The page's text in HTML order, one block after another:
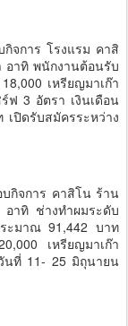
จการ โรงแรม คาสิ
อาทิ พนักงานต้อนรับ
เหรียญมาเก๊า
ฟ 3 อัตรา เงินเดือน
ปิดรับสมัครระหว่าง
บกิจการ คาสิโน ร้าน
าทิ ช่างทำผมระดับ
ระมาณ 91,442 บาท
เหรียญมาเก๊า
นที่ 11- 25 มิถุนายน